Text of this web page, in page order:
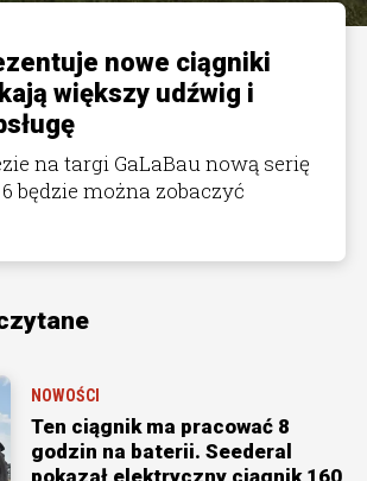
nowe ciągniki
większy udźwig i
na targi GaLaBau nową serię
będzie można zobaczyć
NOWOŚCI
Ten ciągnik ma pracować 8
godzin na baterii. Seederal